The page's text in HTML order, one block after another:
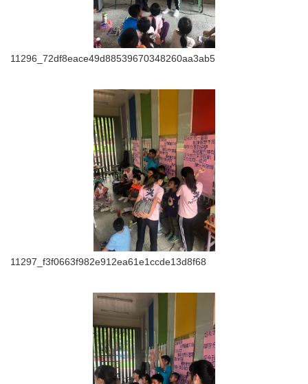
11296_72df8eace49d88539670348260aa3ab5
11297_f3f0663f982e912ea61e1ccde13d8f68